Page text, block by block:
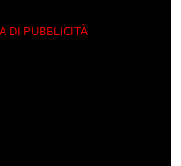
DI PUBBLICITÀ